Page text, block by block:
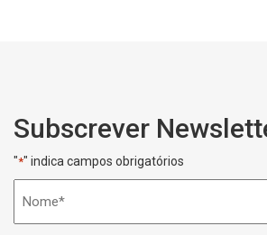
Subscrever
"*" indica campos obrigatórios